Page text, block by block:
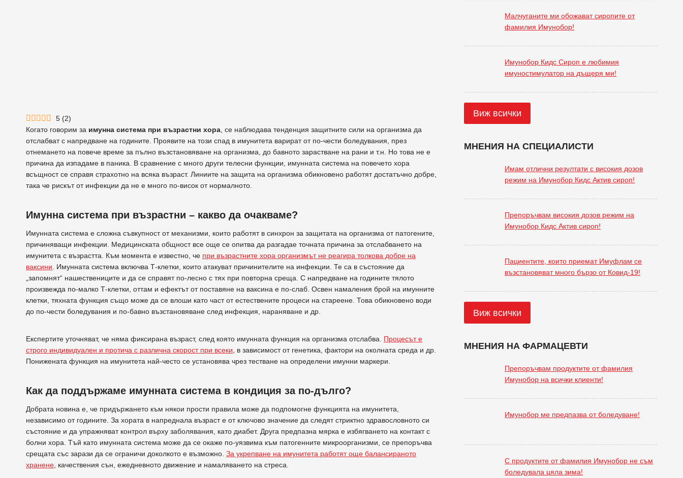
5 (2)
Когато говорим за имунна система при възрастни хора , се наблюдава тенденция защитните сили на организма да
отслабват с напредване на годините. Проявите на този спад в имунитета варират от по-чести боледувания, през
отнемането на повече време за пълно възстановяване на организма, до бавното зарастване на рани и т.н. Но това не е
причина да изпадаме в паника. В сравнение с много други телесни функции, имунната система на повечето хора
всъщност се справя страхотно на всяка възраст. Линиите на защита на организма обикновено работят достатъчно добре,
така че рискът от инфекции да не е много по-висок от нормалното.
Имунна система при възрастни – какво да очакваме?
Имунната система е сложна съвкупност от механизми, които работят в синхрон за защитата на организма от патогените,
причиняващи инфекции. Медицинската общност все още се опитва да разгадае точната причина за отслабването на
имунитета с възрастта. Към момента е известно, че при възрастните хора организмът не реагира толкова добре на
ваксини . Имунната система включва Т-клетки, които атакуват причинителите на инфекции. Те са в състояние да
„запомнят“ нашествениците и да се справят по-лесно с тях при повторна среща. С напредване на годините тялото
произвежда по-малко Т-клетки, оттам и ефектът от поставяне на ваксина е по-слаб. Освен намаления брой на имунните
клетки, тяхната функция също може да се влоши като част от естествените процеси на стареене. Това обикновено води
до по-чести боледувания и по-бавно възстановяване след инфекция, нараняване и др.
Експертите уточняват, че няма фиксирана възраст, след която имунната функция на организма отслабва. Процесът е
строго индивидуален и протича с различна скорост при всеки , в зависимост от генетика, фактори на околната среда и др.
Понижената функция на имунитета най-често се установява чрез тестване на определени имунни маркери.
Как да поддържаме имунната система в кондиция за по-дълго?
Добрата новина е, че придържането към някои прости правила може да подпомогне функцията на имунитета,
независимо от годините. За хората в напреднала възраст е от ключово значение да следят стриктно здравословното си
състояние и да упражняват контрол върху заболявания, като диабет. Друга предпазна мярка е избягването на контакт с
болни хора. Тъй като имунната система може да се окаже по-уязвима към патогенните микроорганизми, се препоръчва
срещата със зарази да се ограничи доколкото е възможно. За укрепване на имунитета работят още балансираното
хранене , качествения сън, ежедневното движение и намаляването на стреса.
Малчуганите ми обожават сиропите от
фамилия Имунобор!
Имунобор Кидс Сироп е любимия
имуностимулатор на дъщеря ми!
Виж всички
МНЕНИЯ НА СПЕЦИАЛИСТИ
Имам отлични резултати с високия дозов
режим на Имунобор Кидс Актив сироп!
Препоръчвам високия дозов режим на
Имунобор Кидс Актив сироп!
Пациентите, които приемат Имуфлам се
възстановяват много бързо от Ковид-19!
Виж всички
МНЕНИЯ НА ФАРМАЦЕВТИ
Препоръчвам продуктите от фамилия
Имунобор на всички клиенти!
Имунобор ме предпазва от боледуване!
С продуктите от фамилия Имунобор не съм
боледувала цяла зима!